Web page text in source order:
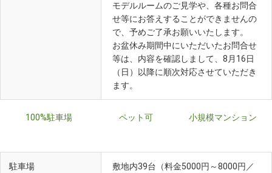
モデルルームのご見学や、各種お問合
せ等にお答えすることができませんの
で、予めご了承お願いいたします。
お盆休み期間中にいただいたお問合せ
等は、内容を確認しまして、8月16日
（日）以降に順次対応させていただき
ます。
100%駐車場 ペット可 小規模マンション
駐車場
敷地内39台（料金5000円～8000円／